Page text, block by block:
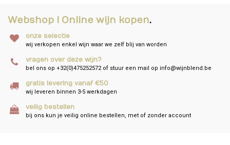
Webshop I Online wijn kopen.
onze selectie
wij verkopen enkel wijn waar we zelf blij van worden
vragen over deze wijn?
bel ons op +32(0)475252572 of stuur een mail op info@wijnblend.be
gratis levering vanaf €50
wij leveren binnen 3-5 werkdagen
veilig bestellen
bij ons kun je veilig online bestellen, met of zonder account